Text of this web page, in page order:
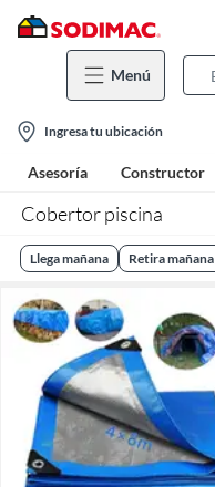
Menú
location-
icon
Ingresa tu ubicación
Asesoría Constructor
Cobertor piscina
Llega mañana Retira mañana